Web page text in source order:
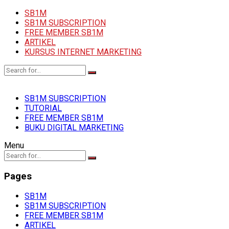
SB1M
SB1M SUBSCRIPTION
FREE MEMBER SB1M
ARTIKEL
KURSUS INTERNET MARKETING
SB1M SUBSCRIPTION
TUTORIAL
FREE MEMBER SB1M
BUKU DIGITAL MARKETING
Menu
Pages
SB1M
SB1M SUBSCRIPTION
FREE MEMBER SB1M
ARTIKEL